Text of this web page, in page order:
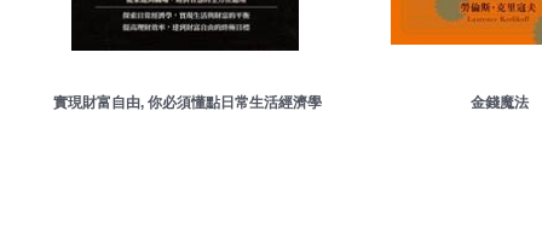
實現財富自由, 你必須懂點日常生活經濟學 金錢魔法